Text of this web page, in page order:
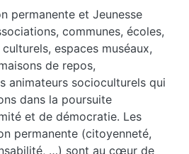
permanente et Jeunesse
communes, écoles,
espaces muséaux,
de repos,
animateurs socioculturels qui
dans la poursuite
et de démocratie. Les
permanente (citoyenneté,
…) sont au cœur de